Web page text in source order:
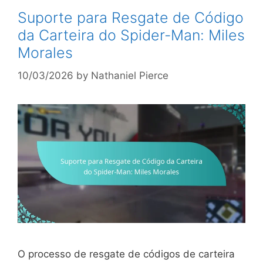
Suporte para Resgate de Código
da Carteira do Spider-Man: Miles
Morales
10/03/2026 by Nathaniel Pierce
O processo de resgate de códigos de carteira